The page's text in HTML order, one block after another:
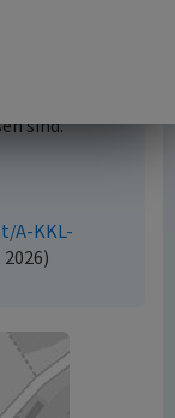
sind.
A-KKL-